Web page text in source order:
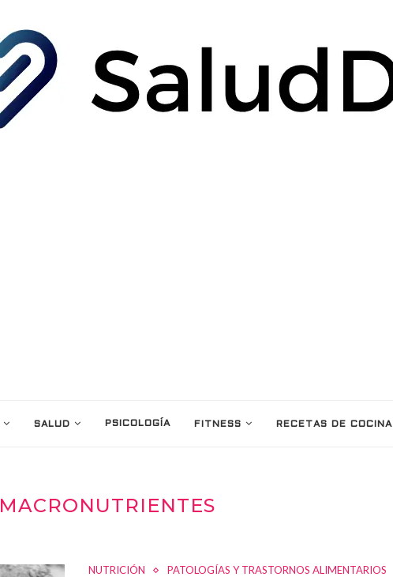
SALUD PSICOLOGÍA FITNESS RECETAS DE COCINA
MACRONUTRIENTES
NUTRICIÓN PATOLOGÍAS Y TRASTORNOS ALIMENTARIOS